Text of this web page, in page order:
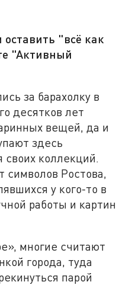
"всё как
"Активный
за барахолку в
десятков лет
вещей, да и
здесь
коллекций.
символов Ростова,
у кого-то в
работы и картин
многие считают
города, туда
парой